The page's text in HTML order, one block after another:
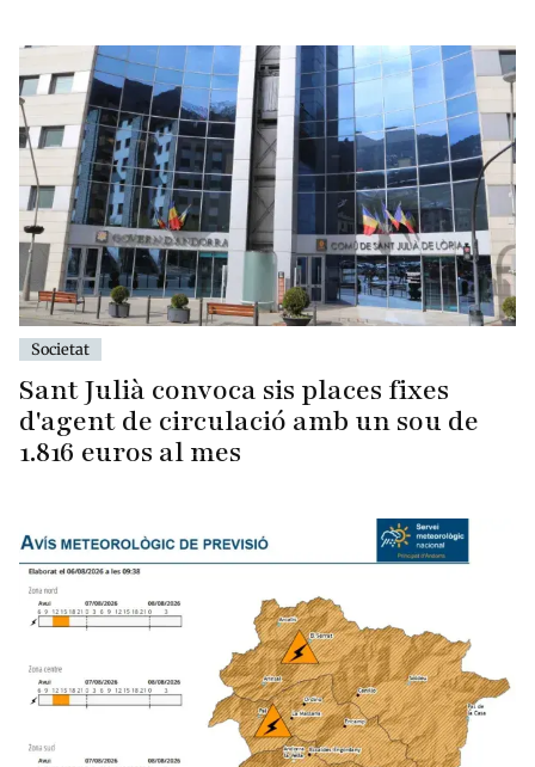
Societat
Sant Julià convoca sis places fixes
d'agent de circulació amb un sou de
1.816 euros al mes